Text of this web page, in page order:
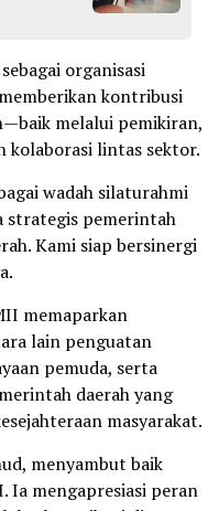
organisasi
kontribusi
melalui pemikiran,
kolaborasi lintas sektor.
wadah silaturahmi
strategis pemerintah
Kami siap bersinergi
memaparkan
lain penguatan
pemuda, serta
daerah yang
masyarakat.
menyambut baik
Ia mengapresiasi peran